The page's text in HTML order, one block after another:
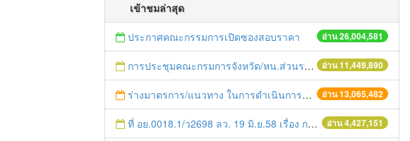
เข้าชมล่าสุด
อ่าน 26,004,581
ประกาศคณะกรรมการเปิดซองสอบราคา
อ่าน 11,449,890
การประชุมคณะกรมการจังหวัด/หน.ส่วนราชการประจำเดือน มิถุนายน 2558
อ่าน 13,065,482
ร่างมาตรการ/แนวทาง ในการดำเนินการประกอบการตรวจราชการแบบบูรณาการ
อ่าน 4,427,151
ที่ อย.0018.1/ว2698 ลว. 19 มิ.ย.58 เรื่อง การแก้ไขปัญหาหนี้สินให้แก่เกษตรกร